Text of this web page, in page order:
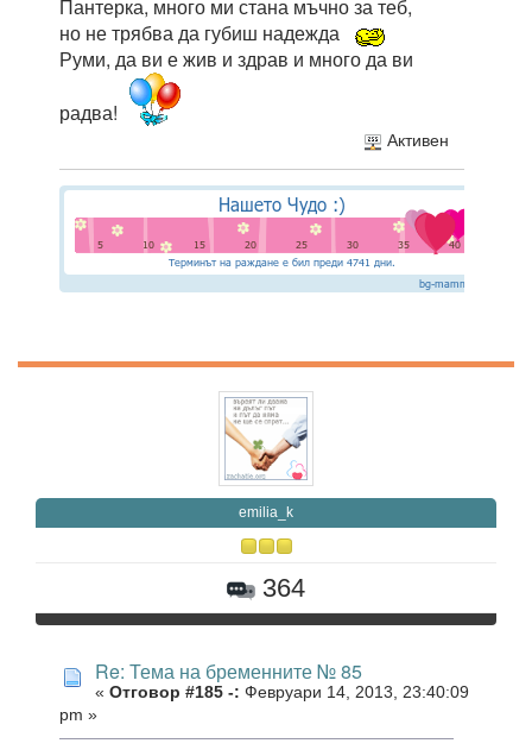
Пантерка, много ми стана мъчно за теб,
но не трябва да губиш надежда
Руми, да ви е жив и здрав и много да ви
радва!
Активен
emilia_k
364
Re: Тема на бременните № 85
« Отговор #185 -: Февруари 14, 2013, 23:40:09
pm »